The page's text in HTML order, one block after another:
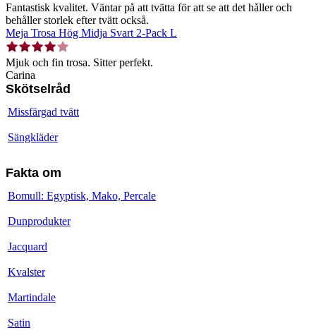
Fantastisk kvalitet. Väntar på att tvätta för att se att det håller och
behåller storlek efter tvätt också.
Meja Trosa Hög Midja Svart 2-Pack L
Mjuk och fin trosa. Sitter perfekt.
Carina
Skötselråd
Missfärgad tvätt
Sängkläder
Fakta om
Bomull: Egyptisk, Mako, Percale
Dunprodukter
Jacquard
Kvalster
Martindale
Satin